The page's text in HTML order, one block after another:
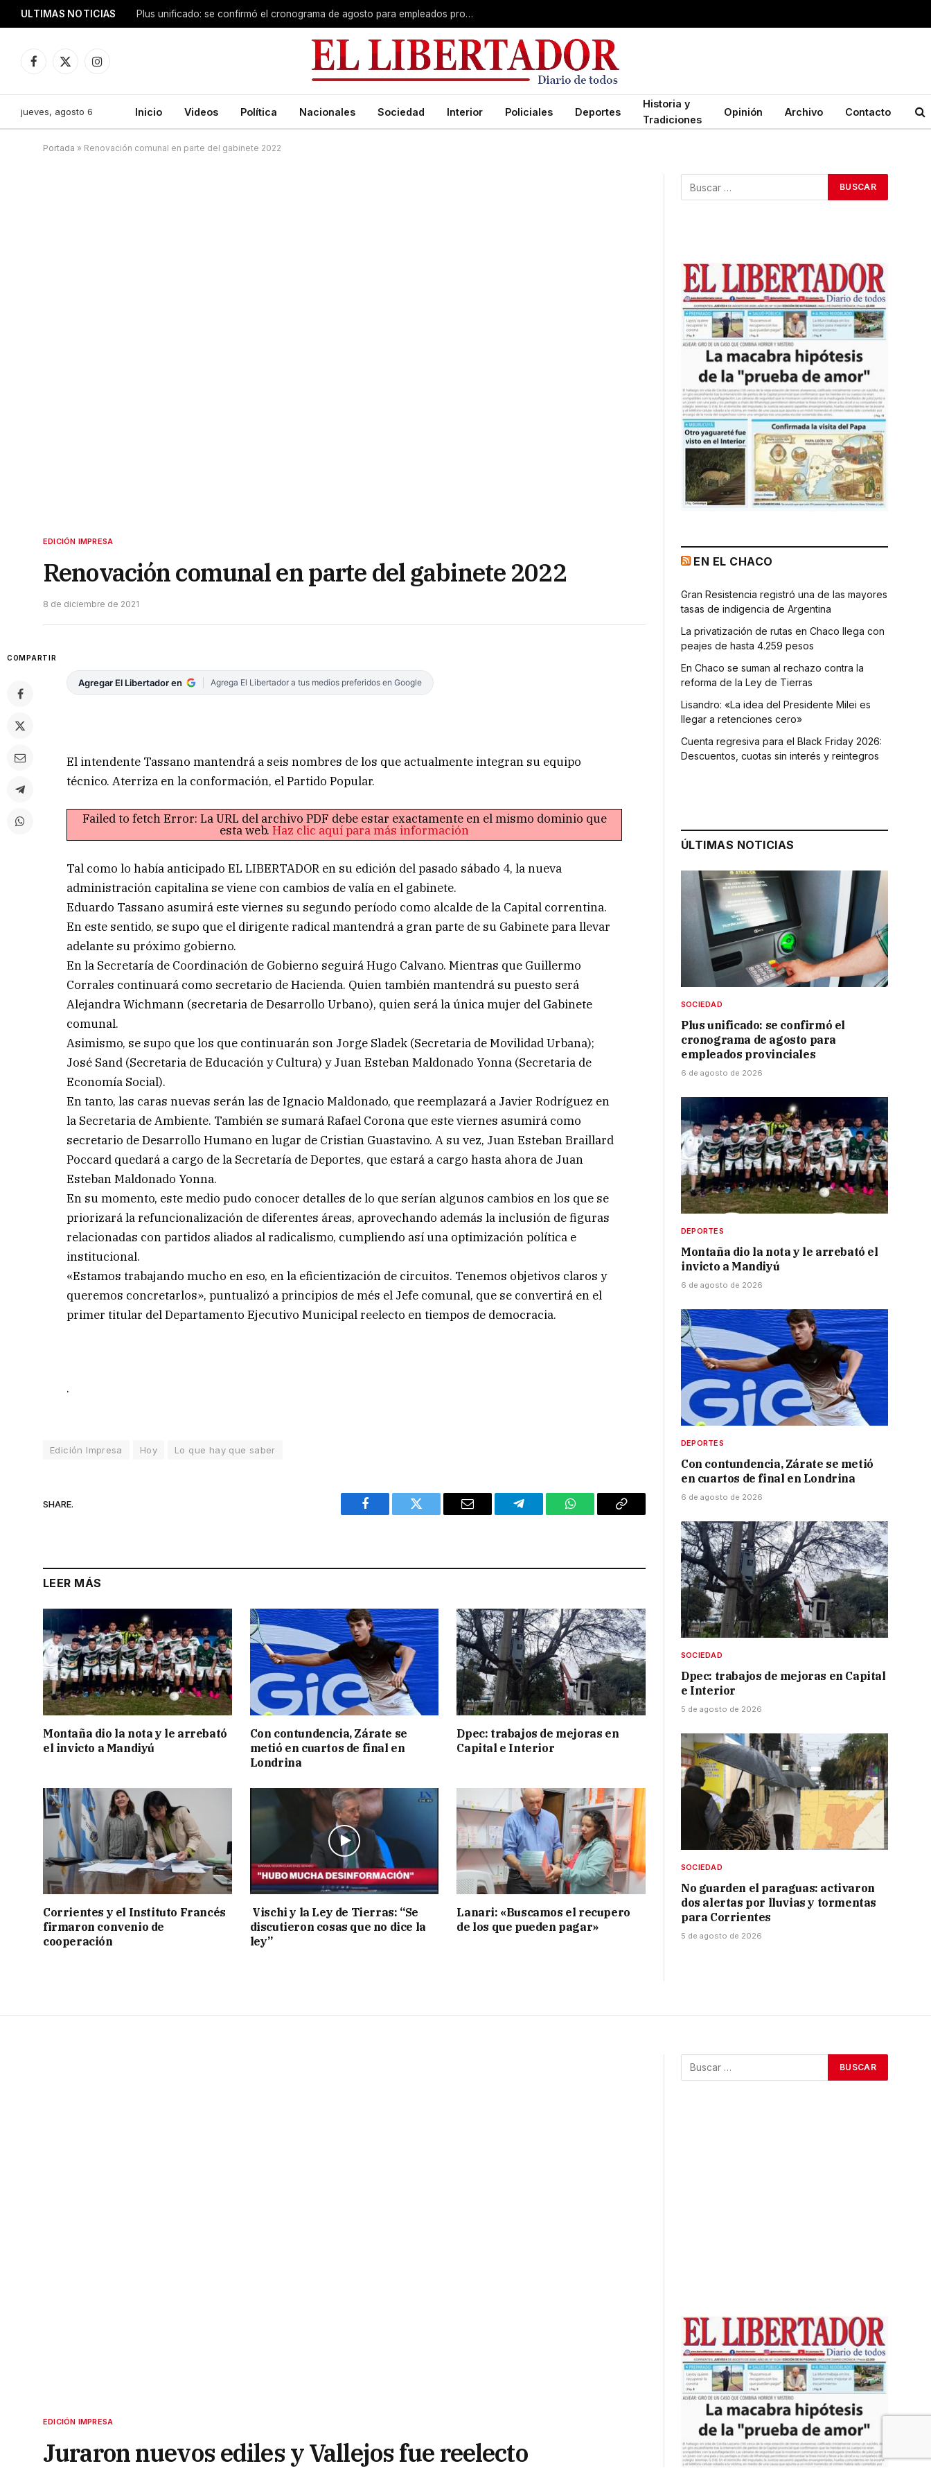
ULTIMAS NOTICIAS Plus unificado: se confirmó el cronograma de agosto para empleados provinciales
Facebook
X
Instagram
jueves, agosto 6 Inicio Videos Política Nacionales Sociedad Interior Policiales Deportes
Historia y
Tradiciones
Opinión Archivo Contacto
Portada » Renovación comunal en parte del gabinete 2022
EDICIÓN IMPRESA
Renovación comunal en parte del gabinete 2022
8 de diciembre de 2021
COMPARTIR
Agregar El Libertador en Agrega El Libertador a tus medios preferidos en Google
El intendente Tassano mantendrá a seis nombres de los que actualmente integran su equipo
técnico. Aterriza en la conformación, el Partido Popular.
Failed to fetch Error: La URL del archivo PDF debe estar exactamente en el mismo dominio que
esta web. Haz clic aquí para más información
Tal como lo había anticipado EL LIBERTADOR en su edición del pasado sábado 4, la nueva
administración capitalina se viene con cambios de valía en el gabinete.
Eduardo Tassano asumirá este viernes su segundo período como alcalde de la Capital correntina.
En este sentido, se supo que el dirigente radical mantendrá a gran parte de su Gabinete para llevar
adelante su próximo gobierno.
En la Secretaría de Coordinación de Gobierno seguirá Hugo Calvano. Mientras que Guillermo
Corrales continuará como secretario de Hacienda. Quien también mantendrá su puesto será
Alejandra Wichmann (secretaria de Desarrollo Urbano), quien será la única mujer del Gabinete
comunal.
Asimismo, se supo que los que continuarán son Jorge Sladek (Secretaria de Movilidad Urbana);
José Sand (Secretaria de Educación y Cultura) y Juan Esteban Maldonado Yonna (Secretaria de
Economía Social).
En tanto, las caras nuevas serán las de Ignacio Maldonado, que reemplazará a Javier Rodríguez en
la Secretaria de Ambiente. También se sumará Rafael Corona que este viernes asumirá como
secretario de Desarrollo Humano en lugar de Cristian Guastavino. A su vez, Juan Esteban Braillard
Poccard quedará a cargo de la Secretaría de Deportes, que estará a cargo hasta ahora de Juan
Esteban Maldonado Yonna.
En su momento, este medio pudo conocer detalles de lo que serían algunos cambios en los que se
priorizará la refuncionalización de diferentes áreas, aprovechando además la inclusión de figuras
relacionadas con partidos aliados al radicalismo, cumpliendo así una optimización política e
institucional.
«Estamos trabajando mucho en eso, en la eficientización de circuitos. Tenemos objetivos claros y
queremos concretarlos», puntualizó a principios de més el Jefe comunal, que se convertirá en el
primer titular del Departamento Ejecutivo Municipal reelecto en tiempos de democracia.
.
Edición Impresa Hoy Lo que hay que saber
SHARE.
Facebook Twitter Email Telegram WhatsAppCopy
LEER MÁS
Montaña dio la nota y le arrebató
el invicto a Mandiyú
Con contundencia, Zárate se
metió en cuartos de final en
Londrina
Dpec: trabajos de mejoras en
Capital e Interior
Corrientes y el Instituto Francés
firmaron convenio de
cooperación
Vischi y la Ley de Tierras: “Se
discutieron cosas que no dice la
ley”
Lanari: «Buscamos el recupero
de los que pueden pagar»
EN EL CHACO
Gran Resistencia registró una de las mayores
tasas de indigencia de Argentina
La privatización de rutas en Chaco llega con
peajes de hasta 4.259 pesos
En Chaco se suman al rechazo contra la
reforma de la Ley de Tierras
Lisandro: «La idea del Presidente Milei es
llegar a retenciones cero»
Cuenta regresiva para el Black Friday 2026:
Descuentos, cuotas sin interés y reintegros
ÚLTIMAS NOTICIAS
SOCIEDAD
Plus unificado: se confirmó el
cronograma de agosto para
empleados provinciales
6 de agosto de 2026
DEPORTES
Montaña dio la nota y le arrebató el
invicto a Mandiyú
6 de agosto de 2026
DEPORTES
Con contundencia, Zárate se metió
en cuartos de final en Londrina
6 de agosto de 2026
SOCIEDAD
Dpec: trabajos de mejoras en Capital
e Interior
5 de agosto de 2026
SOCIEDAD
No guarden el paraguas: activaron
dos alertas por lluvias y tormentas
para Corrientes
5 de agosto de 2026
EDICIÓN IMPRESA
Juraron nuevos ediles y Vallejos fue reelecto